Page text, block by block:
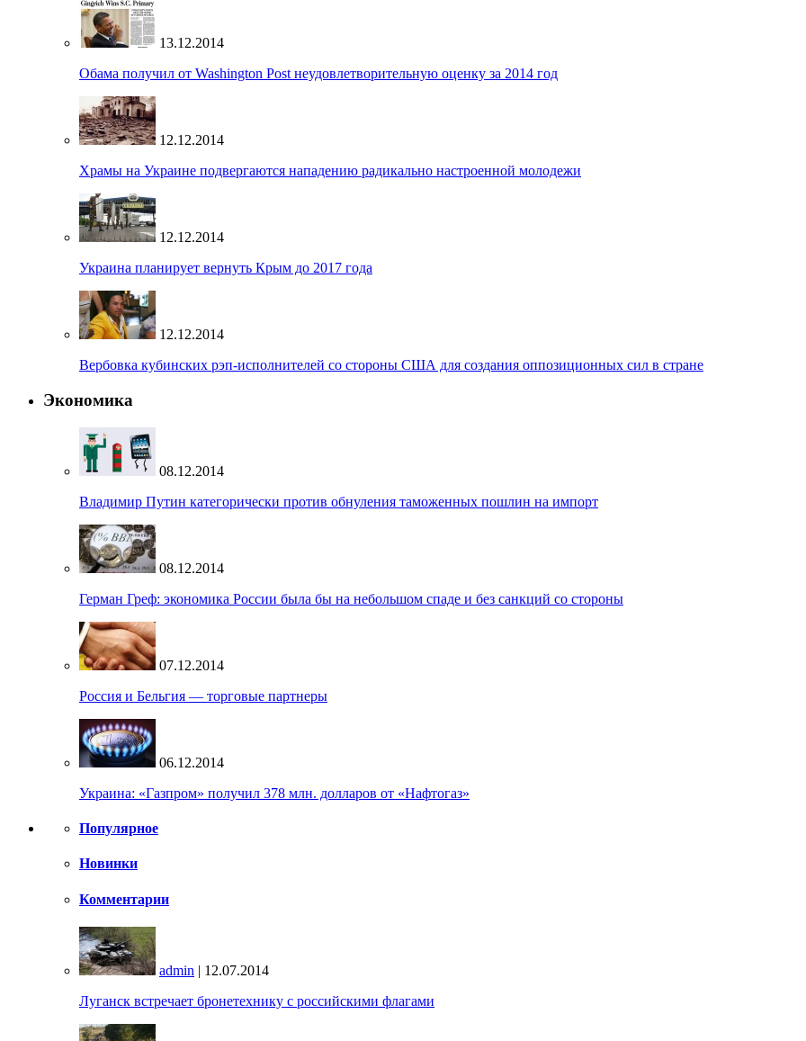
13.12.2014
Обама получил от Washington Post неудовлетворительную оценку за 2014 год
12.12.2014
Храмы на Украине подвергаются нападению радикально настроенной молодежи
12.12.2014
Украина планирует вернуть Крым до 2017 года
12.12.2014
Вербовка кубинских рэп-исполнителей со стороны США для создания оппозиционных сил в стране
Экономика
08.12.2014
Владимир Путин категорически против обнуления таможенных пошлин на импорт
08.12.2014
Герман Греф: экономика России была бы на небольшом спаде и без санкций со стороны
07.12.2014
Россия и Бельгия — торговые партнеры
06.12.2014
Украина: «Газпром» получил 378 млн. долларов от «Нафтогаз»
Популярное
Новинки
Комментарии
admin | 12.07.2014
Луганск встречает бронетехнику с российскими флагами